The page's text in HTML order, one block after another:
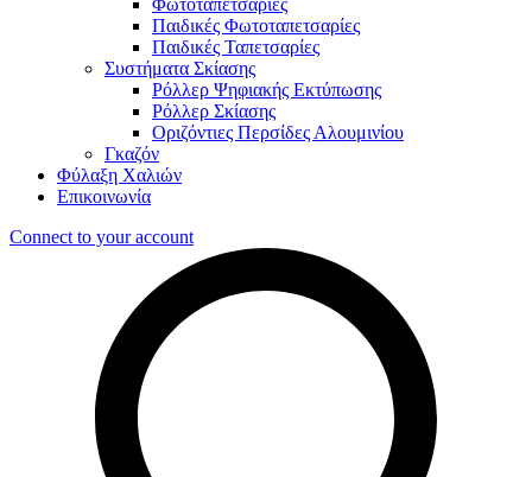
Φωτοταπετσαρίες
Παιδικές Φωτοταπετσαρίες
Παιδικές Ταπετσαρίες
Συστήματα Σκίασης
Ρόλλερ Ψηφιακής Εκτύπωσης
Ρόλλερ Σκίασης
Οριζόντιες Περσίδες Αλουμινίου
Γκαζόν
Φύλαξη Χαλιών
Επικοινωνία
Connect to your account